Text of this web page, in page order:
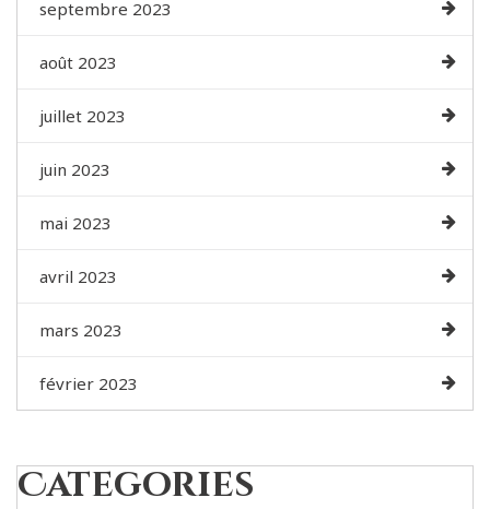
septembre 2023
août 2023
juillet 2023
juin 2023
mai 2023
avril 2023
mars 2023
février 2023
Categories